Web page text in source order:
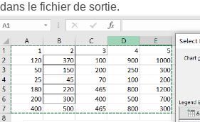
dans le fichier de sortie.